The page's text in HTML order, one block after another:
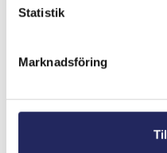
Statistik
Marknadsföring
man i samarbete med
Support Information),
tillgång till fartygens
Förutsättningarna för